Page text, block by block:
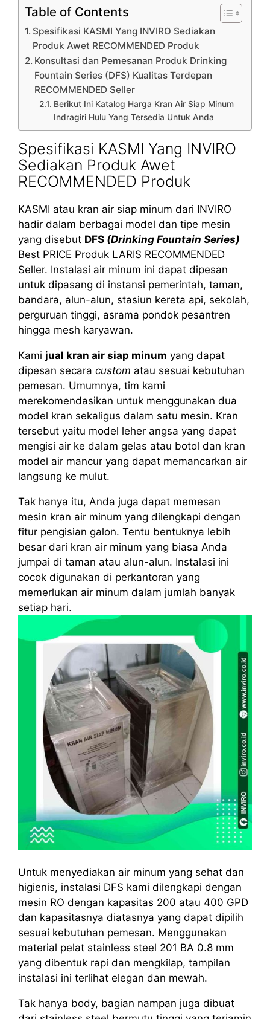
Table of Contents
Spesifikasi KASMI Yang INVIRO Sediakan
Produk Awet RECOMMENDED Produk
Konsultasi dan Pemesanan Produk Drinking
Fountain Series (DFS) Kualitas Terdepan
RECOMMENDED Seller
Berikut Ini Katalog Harga Kran Air Siap Minum
Indragiri Hulu Yang Tersedia Untuk Anda
Spesifikasi KASMI Yang INVIRO
Sediakan Produk Awet
RECOMMENDED Produk
KASMI atau kran air siap minum dari INVIRO
hadir dalam berbagai model dan tipe mesin
yang disebut DFS (Drinking Fountain Series)
Best PRICE Produk LARIS RECOMMENDED
Seller. Instalasi air minum ini dapat dipesan
untuk dipasang di instansi pemerintah, taman,
bandara, alun-alun, stasiun kereta api, sekolah,
perguruan tinggi, asrama pondok pesantren
hingga mesh karyawan.
Kami jual kran air siap minum yang dapat
dipesan secara custom atau sesuai kebutuhan
pemesan. Umumnya, tim kami
merekomendasikan untuk menggunakan dua
model kran sekaligus dalam satu mesin. Kran
tersebut yaitu model leher angsa yang dapat
mengisi air ke dalam gelas atau botol dan kran
model air mancur yang dapat memancarkan air
langsung ke mulut.
Tak hanya itu, Anda juga dapat memesan
mesin kran air minum yang dilengkapi dengan
fitur pengisian galon. Tentu bentuknya lebih
besar dari kran air minum yang biasa Anda
jumpai di taman atau alun-alun. Instalasi ini
cocok digunakan di perkantoran yang
memerlukan air minum dalam jumlah banyak
setiap hari.
Untuk menyediakan air minum yang sehat dan
higienis, instalasi DFS kami dilengkapi dengan
mesin RO dengan kapasitas 200 atau 400 GPD
dan kapasitasnya diatasnya yang dapat dipilih
sesuai kebutuhan pemesan. Menggunakan
material pelat stainless steel 201 BA 0.8 mm
yang dibentuk rapi dan mengkilap, tampilan
instalasi ini terlihat elegan dan mewah.
Tak hanya body, bagian nampan juga dibuat